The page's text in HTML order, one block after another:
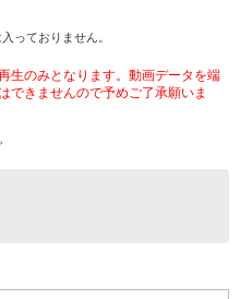
っておりません。
生のみとなります。動画データを端
できませんので予めご了承願いま